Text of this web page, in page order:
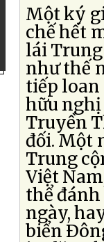
Một ký
chế hết
lái
như thế
tiếp
hữu
Truyền
đối. Một
Trung
Việt
thể
ngày,
biển